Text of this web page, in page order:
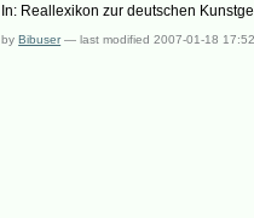
In: Reallexikon zur deutschen
byBibuser —last modified2007-01-18